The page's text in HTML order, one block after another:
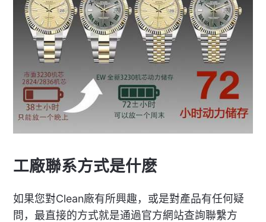
工廠聯系方式是什麽
如果您對Clean廠有所興趣，或是對產品有任何疑
問，最直接的方式就是通過官方網站查詢聯繫方